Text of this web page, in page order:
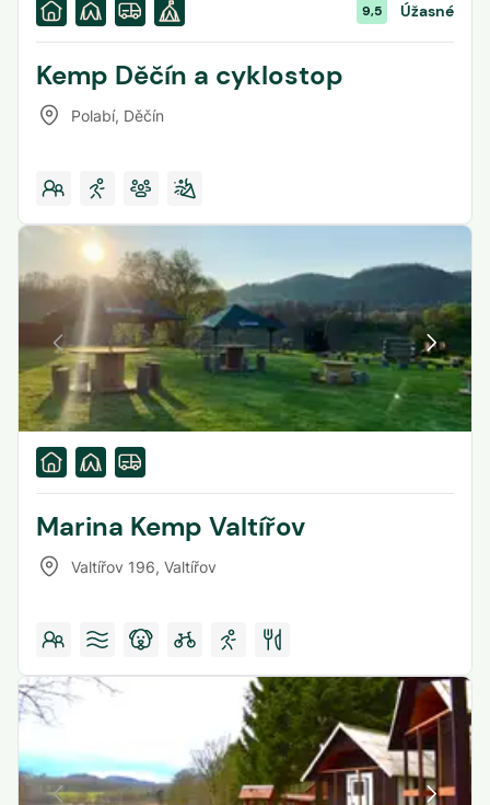
9,5 Úžasné
Kemp Děčín a cyklostop
Polabí, Děčín
Marina Kemp Valtířov
Valtířov 196, Valtířov